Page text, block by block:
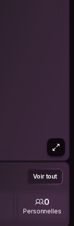
Voir tout
0
Personnelles